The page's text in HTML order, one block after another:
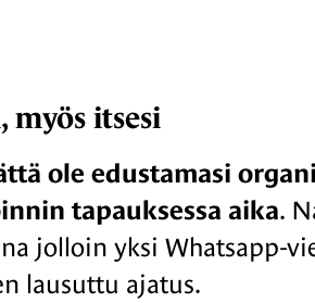
myös itsesi
ole edustamasi
tapauksessa aika.
jolloin yksi Whatsapp-
lausuttu ajatus.